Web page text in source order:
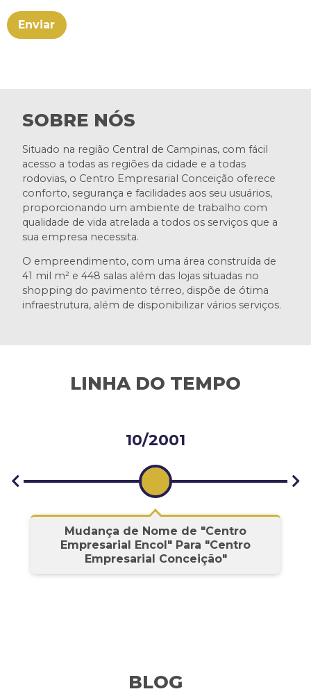
SOBRE NÓS
Situado na região Central de Campinas, com fácil
acesso a todas as regiões da cidade e a todas
rodovias, o Centro Empresarial Conceição oferece
conforto, segurança e facilidades aos seu usuários,
proporcionando um ambiente de trabalho com
qualidade de vida atrelada a todos os serviços que a
sua empresa necessita.
O empreendimento, com uma área construída de
41 mil m² e 448 salas além das lojas situadas no
shopping do pavimento térreo, dispõe de ótima
infraestrutura, além de disponibilizar vários serviços.
LINHA DO TEMPO
10/2001
Mudança de Nome de "Centro
Empresarial Encol" Para "Centro
Empresarial Conceição"
BLOG